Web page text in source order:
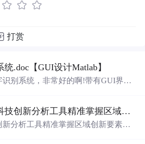
打赏
.doc【GUI设计Matlab】
识别系统，非常好的啊!带有GUI界
界面（GUI），非常容易使用。你只
统，它将立即给出准确的识别结
如何通过区域科技创新分析工具精准掌握区域创新要素分布与产业链融合现状？.docx
分析工具精准掌握区域创新要素分